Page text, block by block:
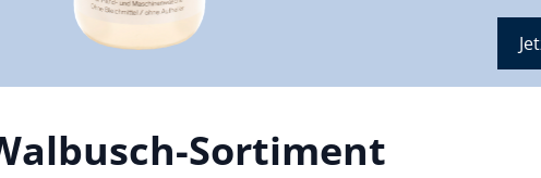
Sortiment